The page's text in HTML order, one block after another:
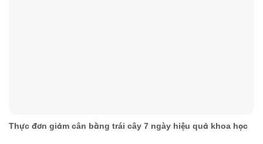
Thực đơn giảm cân bằng trái cây 7 ngày hiệu quả khoa học